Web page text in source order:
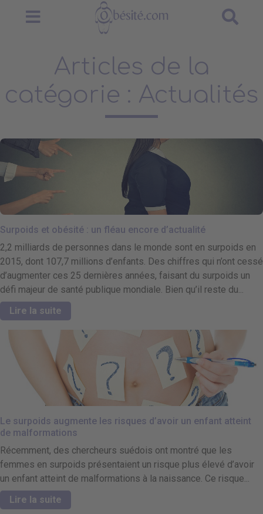
Articles de la
catégorie : Actualités
Surpoids et obésité : un fléau encore d’actualité
2,2 milliards de personnes dans le monde sont en surpoids en
2015, dont 107,7 millions d’enfants. Des chiffres qui n’ont cessé
d’augmenter ces 25 dernières années, faisant du surpoids un
défi majeur de santé publique mondiale. Bien qu’il reste du...
Lire la suite
Le surpoids augmente les risques d’avoir un enfant atteint
de malformations
Récemment, des chercheurs suédois ont montré que les
femmes en surpoids présentaient un risque plus élevé d’avoir
un enfant atteint de malformations à la naissance. Ce risque...
Lire la suite